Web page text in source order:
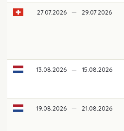
27.07.2026 — 29.07.2026
13.08.2026 — 15.08.2026
19.08.2026 — 21.08.2026